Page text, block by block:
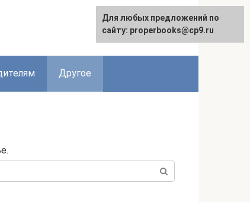
English
Другое
Для любых предложений по
сайту: properbooks@cp9.ru